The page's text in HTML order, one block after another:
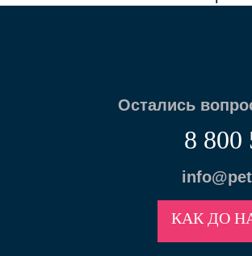
Остались
8 800
КАК ДО